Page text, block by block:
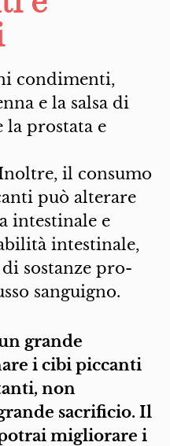
condimenti,
e la salsa di
la prostata e
il consumo
può alterare
intestinale e
intestinale,
sostanze pro-
sanguigno.
grande
i cibi piccanti
non
sacrificio. Il
migliorare i